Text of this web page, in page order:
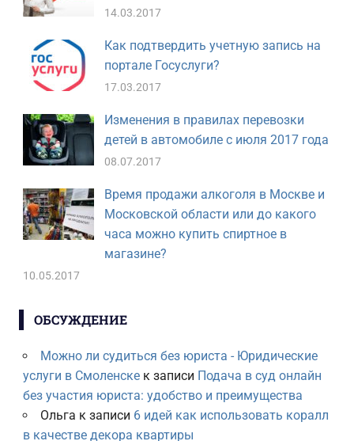
14.03.2017
Как подтвердить учетную запись на
портале Госуслуги?
17.03.2017
Изменения в правилах перевозки
детей в автомобиле с июля 2017 года
08.07.2017
Время продажи алкоголя в Москве и
Московской области или до какого
часа можно купить спиртное в
магазине?
10.05.2017
ОБСУЖДЕНИЕ
Можно ли судиться без юриста - Юридические
услуги в Смоленскек записи Подача в суд онлайн
без участия юриста: удобство и преимущества
Ольга к записи 6 идей как использовать коралл
в качестве декора квартиры